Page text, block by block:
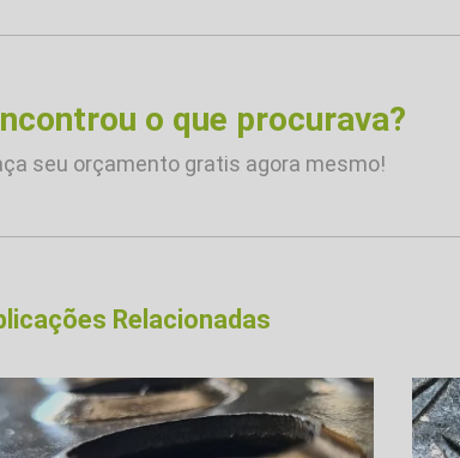
o que procurava?
seu orçamento gratis agora mesmo!
Relacionadas